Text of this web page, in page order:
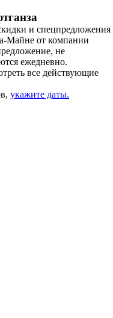
и спецпредложения
Майне от компании
не
ежедневно.
все действующие
укажите даты.